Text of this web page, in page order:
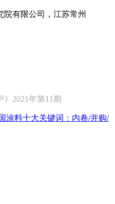
院有限公司，江苏常州
2021年第11期
涂料十大关键词：内卷/并购/